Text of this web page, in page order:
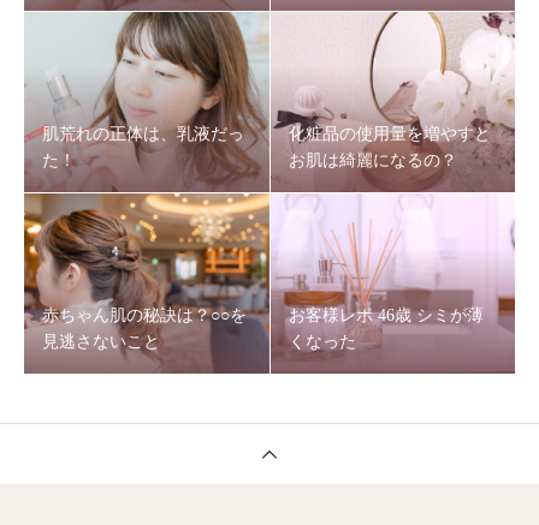
肌荒れの正体は、乳液だっ
た！
化粧品の使用量を増やすと
お肌は綺麗になるの？
赤ちゃん肌の秘訣は？○○を
見逃さないこと
お客様レポ 46歳 シミが薄
くなった